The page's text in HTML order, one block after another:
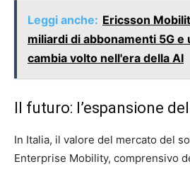
Leggi anche: Ericsson
miliardi di abbonamenti 5G
cambia volto nell'era della AI
Il futuro: l’espansione
In Italia, il valore del mercato del
Enterprise Mobility, comprensivo